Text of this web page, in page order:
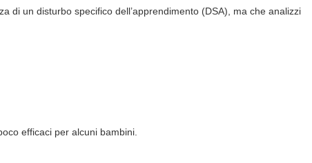
di un disturbo specifico dell’apprendimento (DSA), ma che analizzi
efficaci per alcuni bambini.